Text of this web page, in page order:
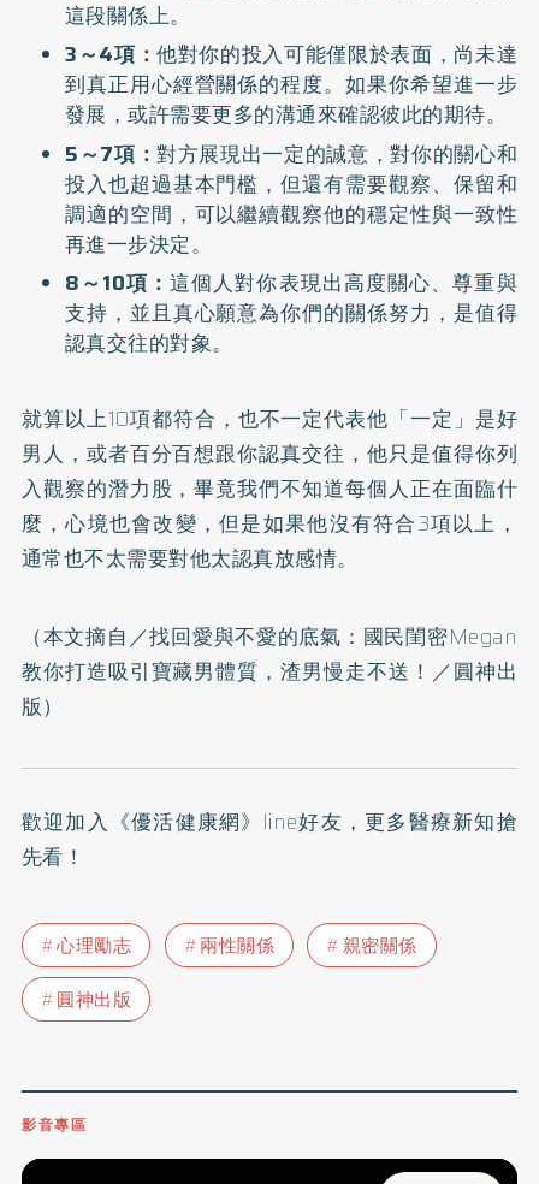
這段關係上。
3～4項：他對你的投入可能僅限於表面，尚未達
到真正用心經營關係的程度。如果你希望進一步
發展，或許需要更多的溝通來確認彼此的期待。
5～7項：對方展現出一定的誠意，對你的關心和
投入也超過基本門檻，但還有需要觀察、保留和
調適的空間，可以繼續觀察他的穩定性與一致性
再進一步決定。
8～10項： 這個人對你表現出高度關心、尊重與
支持，並且真心願意為你們的關係努力，是值得
認真交往的對象。
就算以上10項都符合，也不一定代表他「一定」是好
男人，或者百分百想跟你認真交往，他只是值得你列
入觀察的潛力股，畢竟我們不知道每個人正在面臨什
麼，心境也會改變，但是如果他沒有符合3項以上，
通常也不太需要對他太認真放感情。
（本文摘自／找回愛與不愛的底氣：國民閨密Megan
教你打造吸引寶藏男體質，渣男慢走不送！ ／圓神出
版）
歡迎加入 《優活健康網》line好友 ，更多醫療新知搶
先看！
心理勵志 兩性關係
親密關係
圓神出版
影音專區